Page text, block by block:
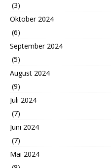
(3)
Oktober 2024
(6)
September 2024
(5)
August 2024
(9)
Juli 2024
(7)
Juni 2024
(7)
Mai 2024